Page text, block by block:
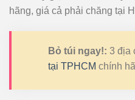
hãng, giá cả phải chăng tại
Bỏ túi ngay!: 3 địa
tại TPHCM chính